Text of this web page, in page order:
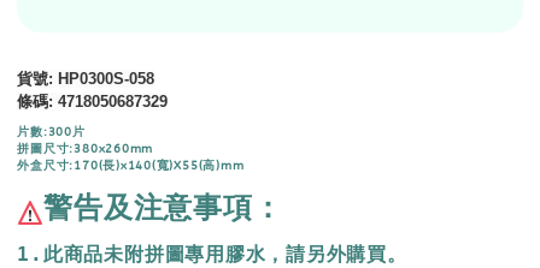
貨號: HP0300S-058
條碼:4718050687329
片數:300片
拼圖尺寸:380x260mm
外盒尺寸:170(長)x140(寬)X55(高)mm
警告及注意事項：
1.此商品未附拼圖專用膠水，請另外購買。